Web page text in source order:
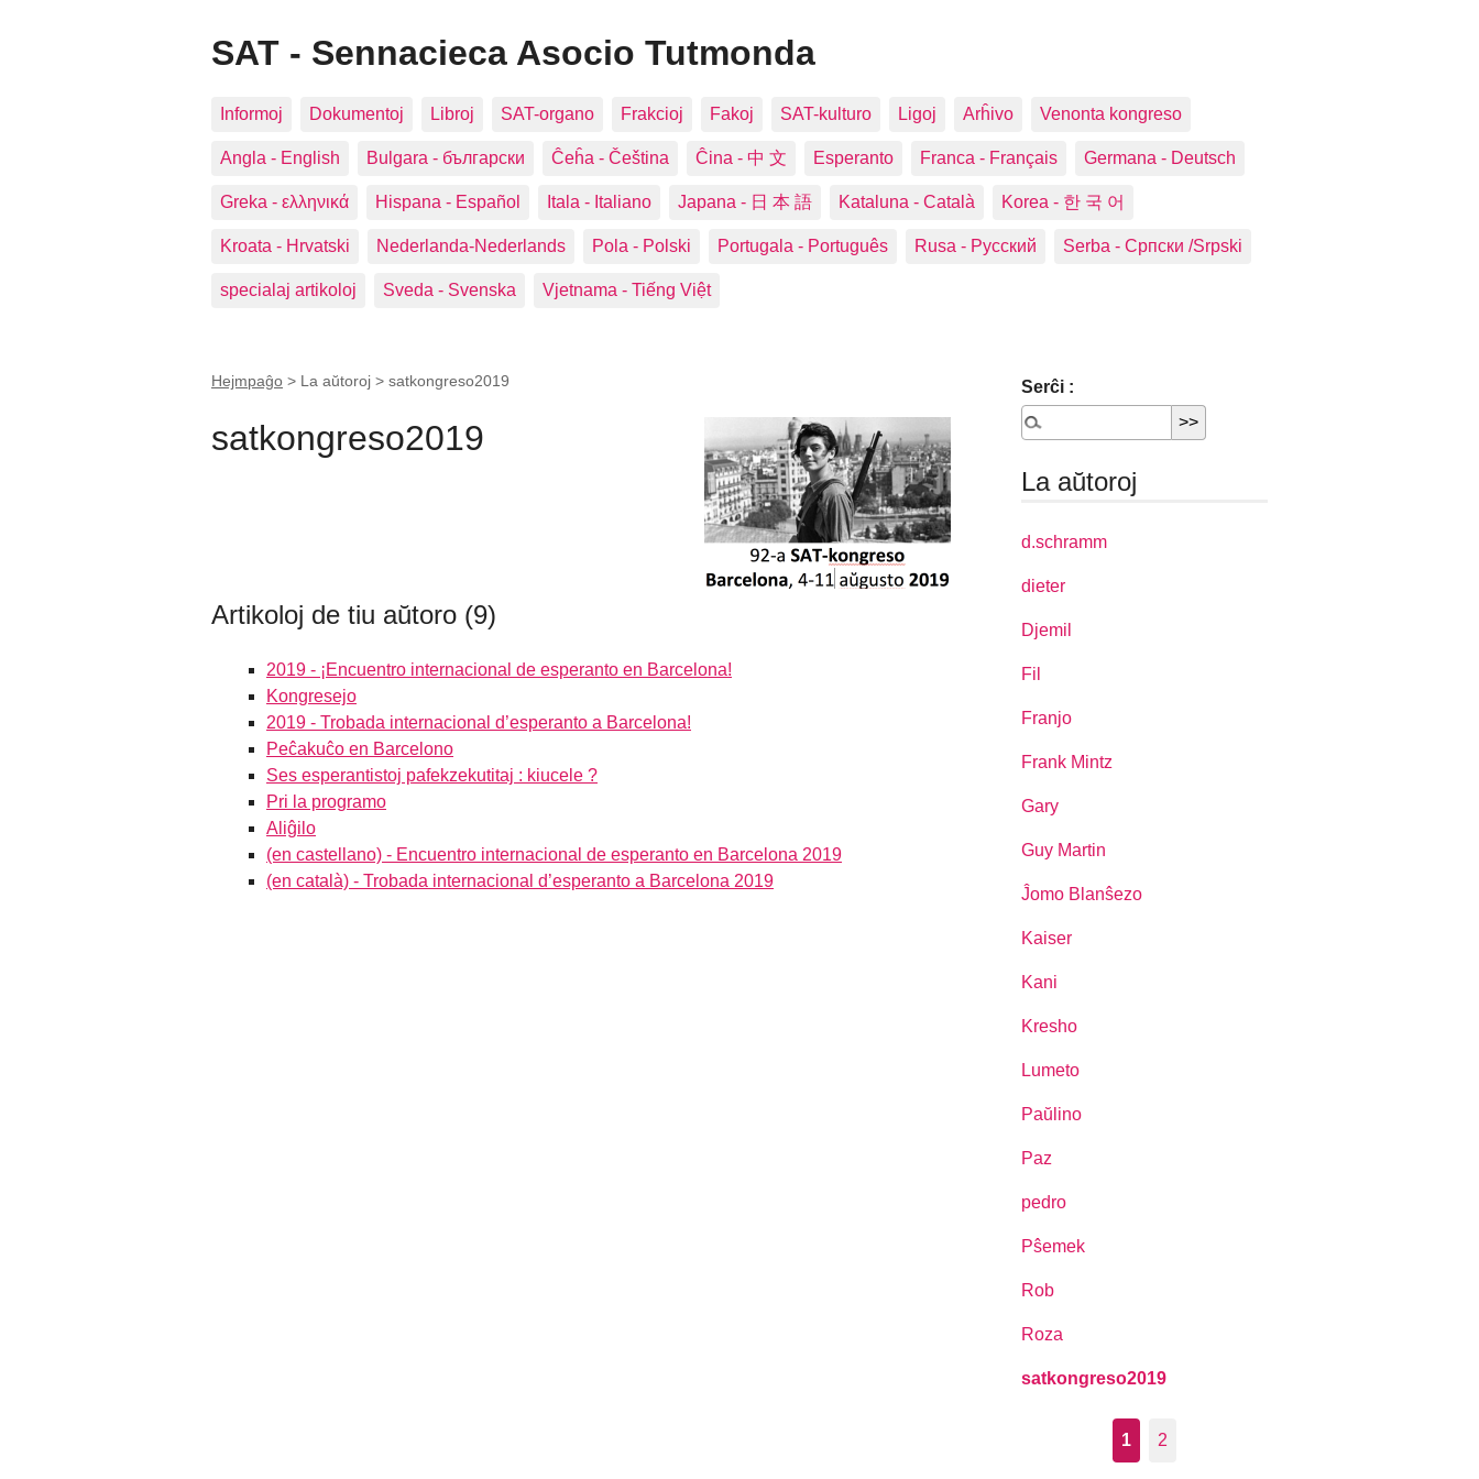
SAT - Sennacieca Asocio Tutmonda
Informoj Dokumentoj Libroj SAT-organo Frakcioj Fakoj SAT-kulturo Ligoj Arĥivo Venonta kongreso
Angla ‑ English Bulgara ‑ български Ĉeĥa ‑ Čeština Ĉina ‑ 中 文 Esperanto Franca ‑ Français Germana ‑ Deutsch
Greka - ελληνικά Hispana ‑ Español Itala ‑ Italiano Japana ‑ 日 本 語 Kataluna ‑ Català Korea ‑ 한 국 어
Kroata ‑ Hrvatski Nederlanda‑Nederlands Pola ‑ Polski Portugala ‑ Português Rusa ‑ Русский Serba ‑ Српски /Srpski
specialaj artikoloj Sveda ‑ Svenska Vjetnama ‑ Tiếng Việt
Hejmpaĝo > La aŭtoroj > satkongreso2019
satkongreso2019
Artikoloj de tiu aŭtoro (9)
2019 - ¡Encuentro internacional de esperanto en Barcelona!
Kongresejo
2019 - Trobada internacional d’esperanto a Barcelona!
Peĉakuĉo en Barcelono
Ses esperantistoj pafekzekutitaj : kiucele ?
Pri la programo
Aliĝilo
(en castellano) - Encuentro internacional de esperanto en Barcelona 2019
(en català) - Trobada internacional d’esperanto a Barcelona 2019
Serĉi :
La aŭtoroj
d.schramm
dieter
Djemil
Fil
Franjo
Frank Mintz
Gary
Guy Martin
Ĵomo Blanŝezo
Kaiser
Kani
Kresho
Lumeto
Paŭlino
Paz
pedro
Pŝemek
Rob
Roza
satkongreso2019
1 2